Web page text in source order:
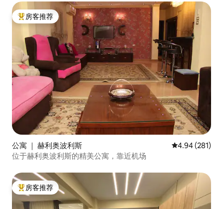
热门「房客推荐」
房客推荐
公寓 ｜ 赫利奥波利斯 平均评分 4.94
4.94 (281)
位于赫利奥波利斯的精美公寓，靠近机场
热门「房客推荐」
房客推荐